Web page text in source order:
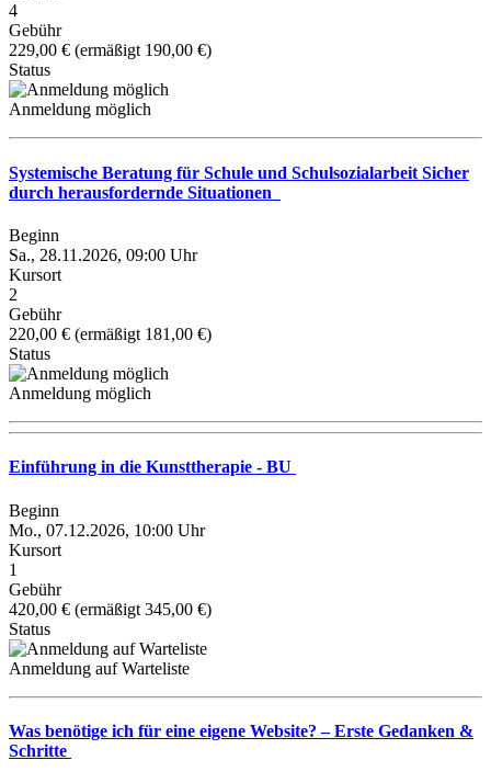
4
Gebühr
229,00 € (ermäßigt 190,00 €)
Status
Anmeldung möglich
Systemische Beratung für Schule und Schulsozialarbeit Sicher
durch herausfordernde Situationen
Beginn
Sa., 28.11.2026, 09:00 Uhr
Kursort
2
Gebühr
220,00 € (ermäßigt 181,00 €)
Status
Anmeldung möglich
Einführung in die Kunsttherapie - BU
Beginn
Mo., 07.12.2026, 10:00 Uhr
Kursort
1
Gebühr
420,00 € (ermäßigt 345,00 €)
Status
Anmeldung auf Warteliste
Was benötige ich für eine eigene Website? – Erste Gedanken &
Schritte